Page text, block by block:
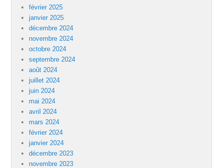
février 2025
janvier 2025
décembre 2024
novembre 2024
octobre 2024
septembre 2024
août 2024
juillet 2024
juin 2024
mai 2024
avril 2024
mars 2024
février 2024
janvier 2024
décembre 2023
novembre 2023